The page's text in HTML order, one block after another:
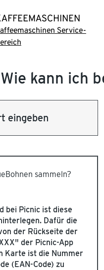
Service-
Wie kann ich
sammeln?
bei Picnic ist diese
Dafür die
der Rückseite der
der Picnic-App
Karte ist die Nummer
(EAN-Code) zu